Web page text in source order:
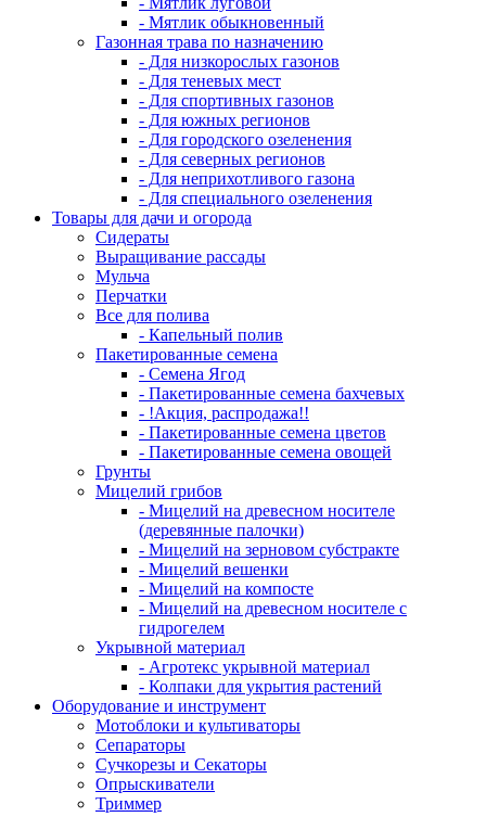
- Мятлик обыкновенный
Газонная трава по назначению
- Для низкорослых газонов
- Для теневых мест
- Для спортивных газонов
- Для южных регионов
- Для городского озеленения
- Для северных регионов
- Для неприхотливого газона
- Для специального озеленения
Товары для дачи и огорода
Сидераты
Выращивание рассады
Мульча
Перчатки
Все для полива
- Капельный полив
Пакетированные семена
- Семена Ягод
- Пакетированные семена бахчевых
- !Акция, распродажа!!
- Пакетированные семена цветов
- Пакетированные семена овощей
Грунты
Мицелий грибов
- Мицелий на древесном носителе
(деревянные палочки)
- Мицелий на зерновом субстракте
- Мицелий вешенки
- Мицелий на компосте
- Мицелий на древесном носителе с
гидрогелем
Укрывной материал
- Агротекс укрывной материал
- Колпаки для укрытия растений
Оборудование и инструмент
Мотоблоки и культиваторы
Сепараторы
Сучкорезы и Секаторы
Опрыскиватели
Триммер